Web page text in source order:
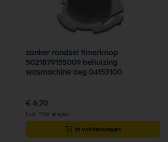
zanker rondsel timerknop
5021879155009 behuizing
wasmachine aeg 04153100
€ 6,70
€ 5,54
In winkelwagen